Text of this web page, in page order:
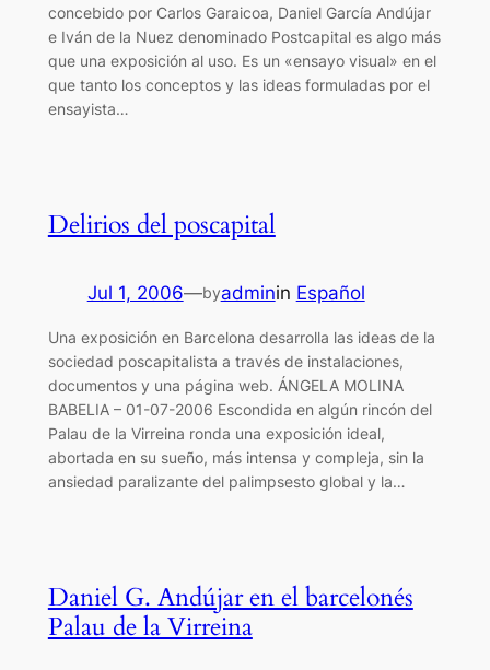
concebido por Carlos Garaicoa, Daniel García Andújar
e Iván de la Nuez denominado Postcapital es algo más
que una exposición al uso. Es un «ensayo visual» en el
que tanto los conceptos y las ideas formuladas por el
ensayista…
Delirios del poscapital
Jul 1, 2006—byadminin Español
Una exposición en Barcelona desarrolla las ideas de la
sociedad poscapitalista a través de instalaciones,
documentos y una página web. ÁNGELA MOLINA
BABELIA – 01-07-2006 Escondida en algún rincón del
Palau de la Virreina ronda una exposición ideal,
abortada en su sueño, más intensa y compleja, sin la
ansiedad paralizante del palimpsesto global y la…
Daniel G. Andújar en el barcelonés
Palau de la Virreina